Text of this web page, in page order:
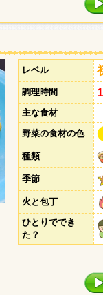
レベル
調理時間
主な食材
野菜の食材の色
種類
季節
火と包丁
ひとりででき
た？